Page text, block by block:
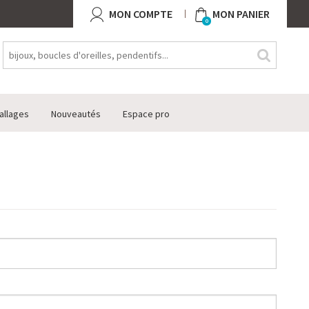
MON COMPTE 0 MON PANIER
Nouveautés Espace pro